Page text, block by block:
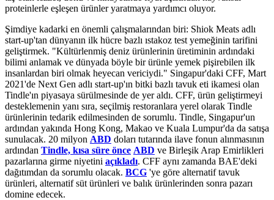
proteinlerle eşleşen ürünler yaratmaya yardımcı oluyor.
Şimdiye kadarki en önemli çalışmalarından biri: Shiok Meats adlı
start-up'tan dünyanın ilk hücre bazlı ıstakoz test yemeğinin tarifini
geliştirmek. "Kültürlenmiş deniz ürünlerinin üretiminin ardındaki
bilimi anlamak ve dünyada böyle bir ürünle yemek pişirebilen ilk
insanlardan biri olmak heyecan vericiydi." Singapur'daki CFF, Mart
2021'de Next Gen adlı start-up'ın bitki bazlı tavuk eti ikamesi olan
Tindle'ın piyasaya sürülmesinde de yer aldı. CFF, ürün geliştirmeyi
desteklemenin yanı sıra, seçilmiş restoranlara yerel olarak Tindle
ürünlerinin tedarik edilmesinden de sorumlu. Tindle, Singapur'un
ardından yakında Hong Kong, Makao ve Kuala Lumpur'da da satışa
sunulacak. 20 milyon ABD doları tutarında ilave fonun alınmasının
ardından Tindle, kısa süre önce ABD ve Birleşik Arap Emirlikleri
pazarlarına girme niyetini açıkladı. CFF aynı zamanda BAE'deki
dağıtımdan da sorumlu olacak. BCG 'ye göre alternatif tavuk
ürünleri, alternatif süt ürünleri ve balık ürünlerinden sonra pazarı
domine edecek.